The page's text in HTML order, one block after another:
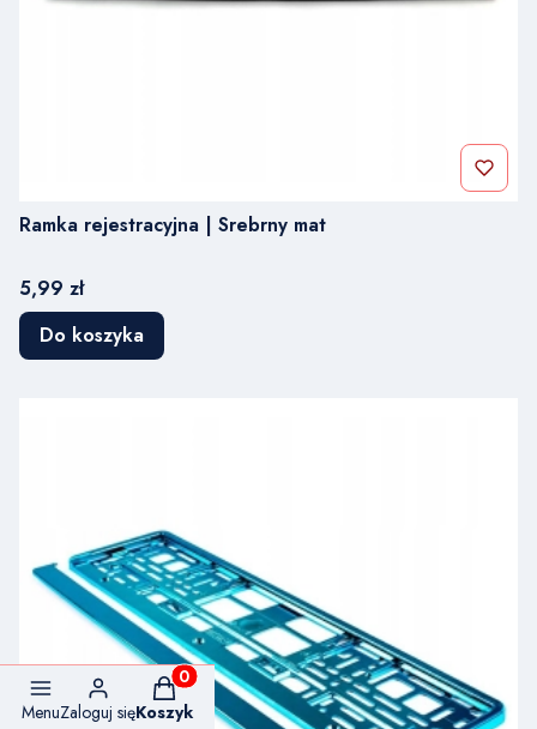
Ramka rejestracyjna | Srebrny mat
Cena
5,99 zł
Do koszyka
MenuZaloguj się
Produkty w koszyku: 0. Zobacz szczegóły
Koszyk